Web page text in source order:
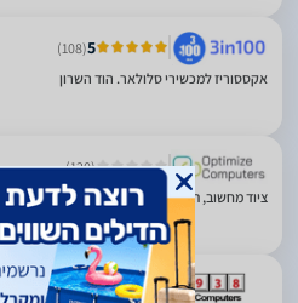
5
(108)
אקססוריז למכשירי סלולאר. הוד השרון
(120)
ציוד מחשוב, תקשורת ואביזרי מחשוב. פתח תקווה
(3)